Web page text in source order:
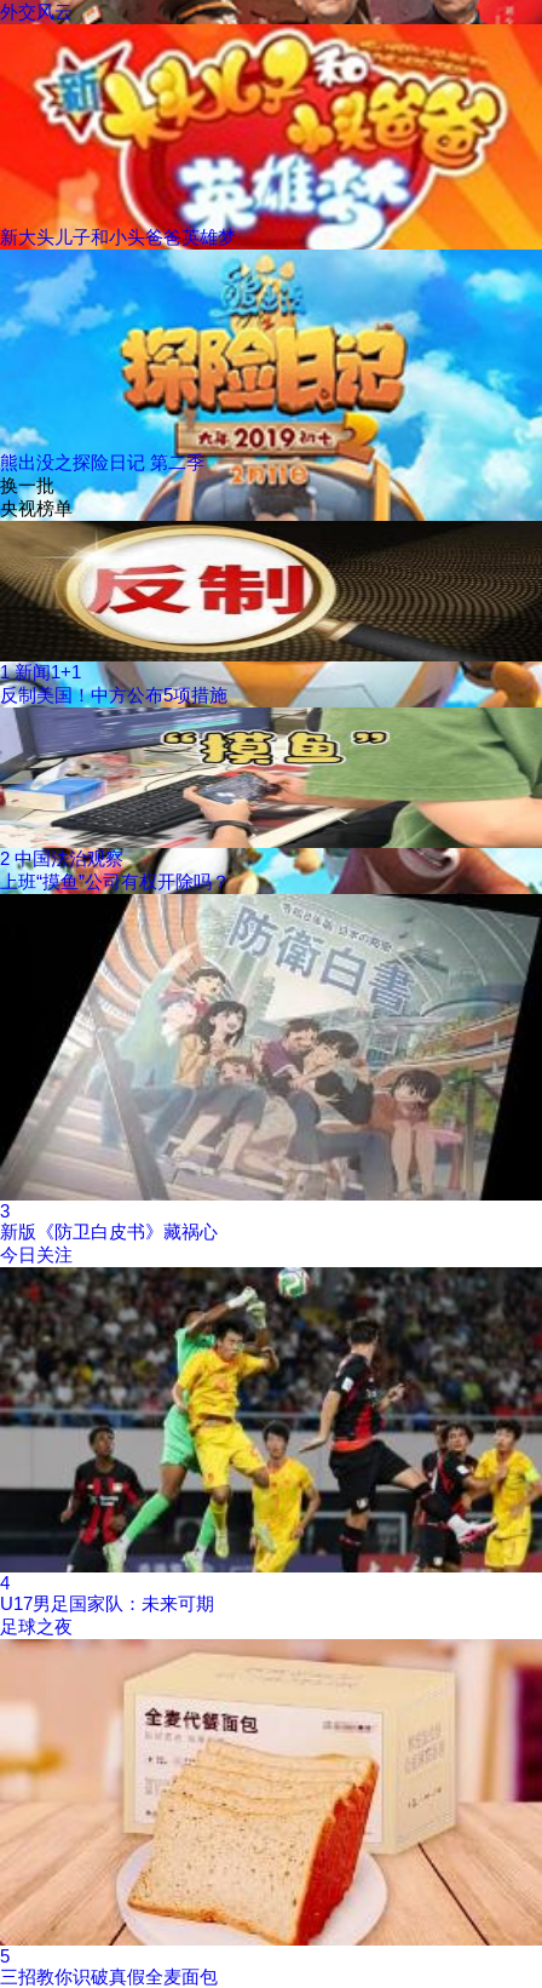
外交风云
新大头儿子和小头爸爸英雄梦
熊出没之探险日记 第二季
换一批
央视榜单
1 新闻1+1
反制美国！中方公布5项措施
2 中国法治观察
上班“摸鱼”公司有权开除吗？
3
新版《防卫白皮书》藏祸心
今日关注
4
U17男足国家队：未来可期
足球之夜
5
三招教你识破真假全麦面包